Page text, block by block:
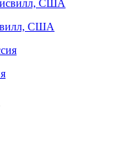
США